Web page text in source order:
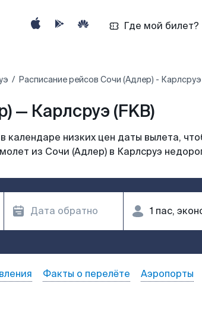
Где мой билет?
Расписание рейсов Сочи (Адлер) - Карлсруэ
— Карлсруэ (FKB)
низких цен даты вылета,
из Сочи (Адлер) в Карлсруэ
Факты о перелёте Аэропорты